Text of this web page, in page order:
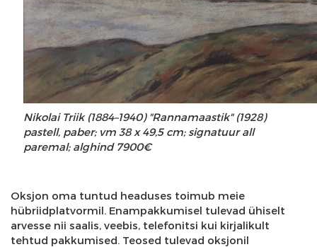
Nikolai Triik (1884–1940) "Rannamaastik" (1928)
pastell, paber; vm 38 x 49,5 cm; signatuur all
paremal; alghind 7900€
Oksjon oma tuntud headuses toimub meie
hübriidplatvormil. Enampakkumisel tulevad ühiselt
arvesse nii saalis, veebis, telefonitsi kui kirjalikult
tehtud pakkumised. Teosed tulevad oksjonil